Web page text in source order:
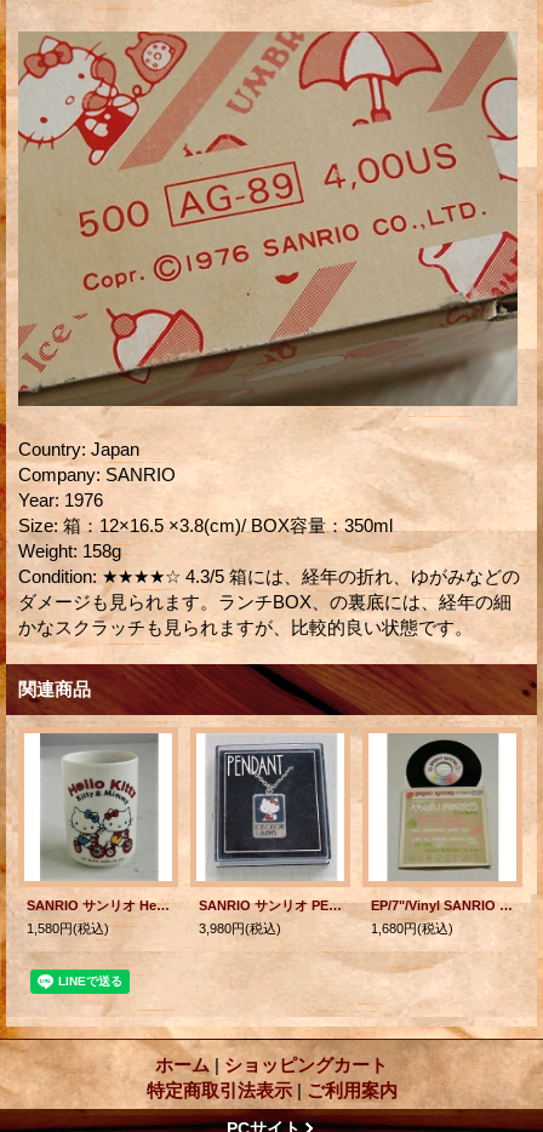
Country: Japan
Company: SANRIO
Year: 1976
Size: 箱：12×16.5 ×3.8(cm)/ BOX容量：350ml
Weight: 158g
Condition: ★★★★☆ 4.3/5 箱には、経年の折れ、ゆがみなどの
ダメージも見られます。ランチBOX、の裏底には、経年の細
かなスクラッチも見られますが、比較的良い状態です。
関連商品
SANRIO サンリオ Hello Kitty ハローキティ "Kitty & Mimmy" 陶器製 湯呑 ©1975 SANRIO CO., LTD.
1,580円(税込)
SANRIO サンリオ PENDANT Hello Kitty ハローキティ "LOTS OF LOVE & HAPPINESS" ケース入り ©1975 SANRIO CO., LTD.
3,980円(税込)
EP/7"/Vinyl SANRIO RECORD やっぱりおめでとう -お誕生日に- 大人になったら 作詩/作曲 小椋桂 ボーカル 女性(表記ナシ）
1,680円(税込)
ホーム | ショッピングカート
特定商取引法表示 | ご利用案内
PCサイト